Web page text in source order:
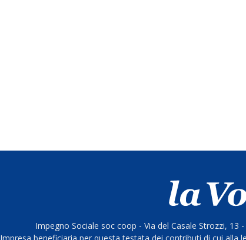
Impegno Sociale soc coop - Via del Casale Strozzi, 13